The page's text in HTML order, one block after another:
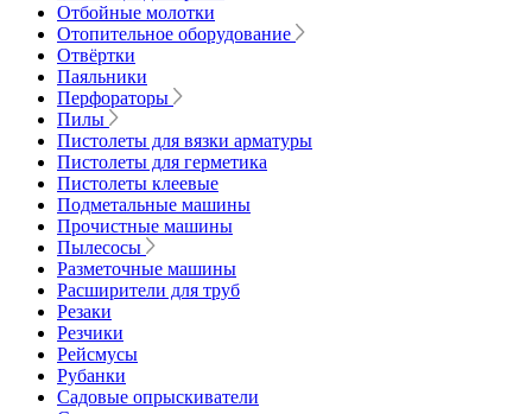
Отбойные молотки
Отопительное оборудование
Отвёртки
Паяльники
Перфораторы
Пилы
Пистолеты для вязки арматуры
Пистолеты для герметика
Пистолеты клеевые
Подметальные машины
Прочистные машины
Пылесосы
Разметочные машины
Расширители для труб
Резаки
Резчики
Рейсмусы
Рубанки
Садовые опрыскиватели